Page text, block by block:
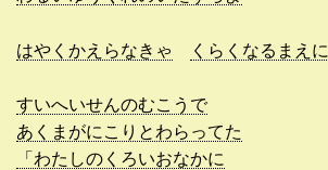
はやくかえらなきゃ くらくなるまえに
すいへいせんのむこうで
あくまがにこりとわらってた
「わたしのくろいおなかに